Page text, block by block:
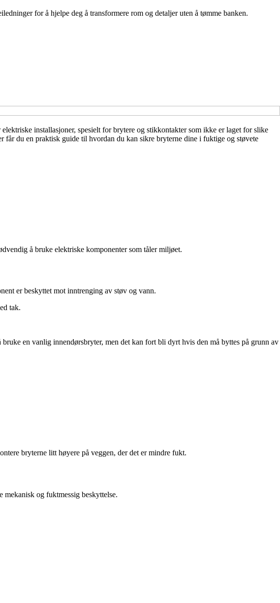
for å hjelpe deg å transformere rom og detaljer uten å tømme banken.
installasjoner, spesielt for brytere og stikkontakter som ikke er laget for slike
du en praktisk guide til hvordan du kan sikre bryterne dine i fuktige og støvete
å bruke elektriske komponenter som tåler miljøet.
er beskyttet mot inntrenging av støv og vann.
tak.
en vanlig innendørsbryter, men det kan fort bli dyrt hvis den må byttes på grunn av
bryterne litt høyere på veggen, der det er mindre fukt.
mekanisk og fuktmessig beskyttelse.